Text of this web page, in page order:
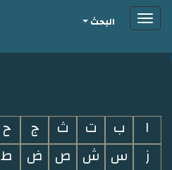
i
Toggleالبحث
ا ب ت ث ج ح
ز
س ش ص ض ط